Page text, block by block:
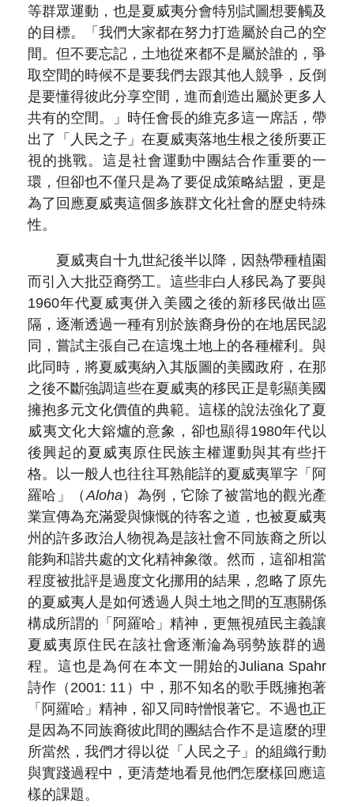
等群眾運動，也是夏威夷分會特別試圖想要觸及
的目標。「我們大家都在努力打造屬於自己的空
間。但不要忘記，土地從來都不是屬於誰的，爭
取空間的時候不是要我們去跟其他人競爭，反倒
是要懂得彼此分享空間，進而創造出屬於更多人
共有的空間。」時任會長的維克多這一席話，帶
出了「人民之子」在夏威夷落地生根之後所要正
視的挑戰。這是社會運動中團結合作重要的一
環，但卻也不僅只是為了要促成策略結盟，更是
為了回應夏威夷這個多族群文化社會的歷史特殊
性。
夏威夷自十九世紀後半以降，因熱帶種植園
而引入大批亞裔勞工。這些非白人移民為了要與
1960年代夏威夷併入美國之後的新移民做出區
隔，逐漸透過一種有別於族裔身份的在地居民認
同，嘗試主張自己在這塊土地上的各種權利。與
此同時，將夏威夷納入其版圖的美國政府，在那
之後不斷強調這些在夏威夷的移民正是彰顯美國
擁抱多元文化價值的典範。這樣的說法強化了夏
威夷文化大鎔爐的意象，卻也顯得1980年代以
後興起的夏威夷原住民族主權運動與其有些扞
格。以一般人也往往耳熟能詳的夏威夷單字「阿
羅哈」（ Aloha ）為例，它除了被當地的觀光產
業宣傳為充滿愛與慷慨的待客之道，也被夏威夷
州的許多政治人物視為是該社會不同族裔之所以
能夠和諧共處的文化精神象徵。然而，這卻相當
程度被批評是過度文化挪用的結果，忽略了原先
的夏威夷人是如何透過人與土地之間的互惠關係
構成所謂的「阿羅哈」精神，更無視殖民主義讓
夏威夷原住民在該社會逐漸淪為弱勢族群的過
程。這也是為何在本文一開始的Juliana Spahr
詩作（2001: 11）中，那不知名的歌手既擁抱著
「阿羅哈」精神，卻又同時憎恨著它。不過也正
是因為不同族裔彼此間的團結合作不是這麼的理
所當然，我們才得以從「人民之子」的組織行動
與實踐過程中，更清楚地看見他們怎麼樣回應這
樣的課題。